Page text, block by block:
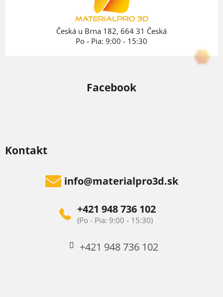
Kontakt
info@materialpro3d.sk
+421 948 736 102
+421 948 736 102
Česká u Brna 182, 664 31 Česká
Po - Pia: 9:00 - 15:30
Facebook